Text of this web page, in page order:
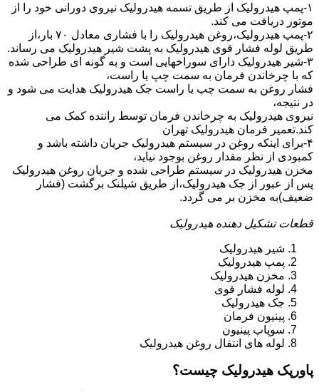
۱-پمپ هیدرولیک از طریق تسمه هیدرولیک نیروی دورانی خود را از
موتور دریافت می کند.
۲-پمپ هیدرولیک،روغن هیدرولیک را با فشاری معادل ۷۰ بار،از
طریق لوله فشار قوی هیدرولیک به پشت شیر هیدرولیک می رساند.
۳-شیر هیدرولیک دارای سوراخهایی است و به گونه ای طراحی شده
که با چرخاندن فرمان به سمت چپ یا راست،
فشار روغن به سمت چپ یا راست جک هیدرولیک هدایت می شود و
در نتیجه،
نیروی هیدرولیک به چرخاندن فرمان توسط راننده کمک می
کند.تعمیر فرمان هیدرولیک تهران
۴-برای اینکه روغن در سیستم هیدرولیک جریان داشته باشد و
کمبودی از نظر مقدار روغن بوجود نیاید،
مخزن هیدرولیک در سیستم طراحی شده و جریان روغن هیدرولیک
پس از عبور از جک هیدرولیک،از طریق شیلنک برگشت (فشار
ضعیف)به مخزن بر می گردد.
قطعات تشکیل دهنده هیدرولیک
شیر هیدرولیک
پمپ هیدرولیک
مخزن هیدرولیک
لوله فشار قوی
جک هیدرولیک
پینیون فرمان
سوپاپ پینیون
لوله های انتقال روغن هیدرولیک
پاورپک هیدرولیک چیست؟